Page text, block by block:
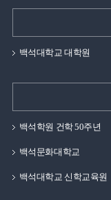
백석대학교 대학원
백석학원 건학 50주년
백석문화대학교
백석대학교 신학교육원